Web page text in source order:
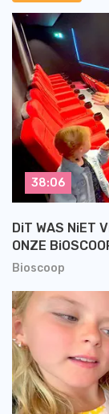
Bioscoop
DiT WAS NiET
ONZE
38:06